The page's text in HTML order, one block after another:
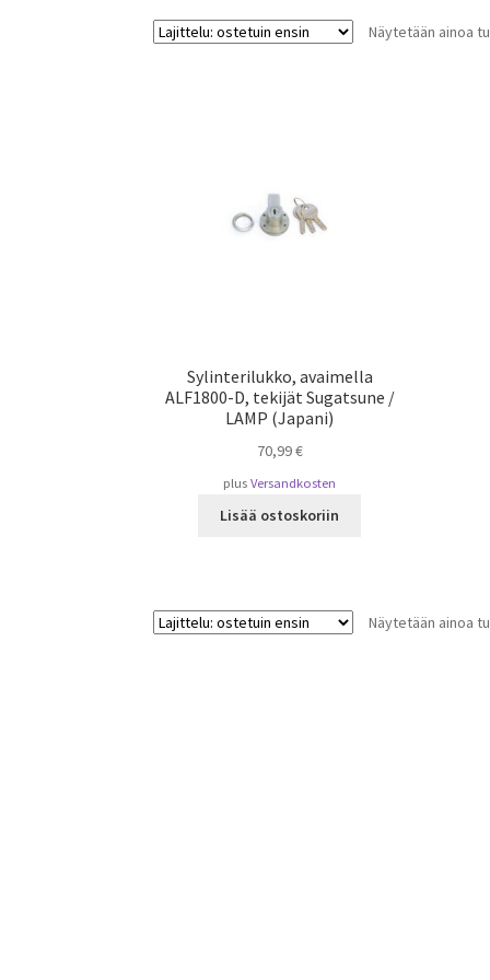
Näytetään ainoa
Sylinterilukko, avaimella
ALF1800-D, tekijät Sugatsune /
LAMP (Japani)
70,99€
plusVersandkosten
Lisää ostoskoriin
Näytetään ainoa